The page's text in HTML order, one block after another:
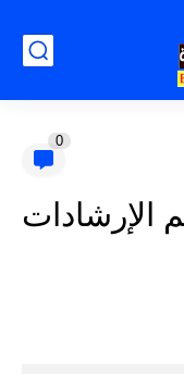
0
الإرشادات